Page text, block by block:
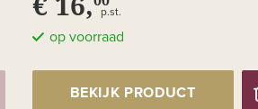
p.st.
op voorraad
BEKIJK PRODUCT